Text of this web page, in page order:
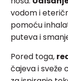
vodom i
pomoću
puteva i
Pored toga,
čajeva i sveže